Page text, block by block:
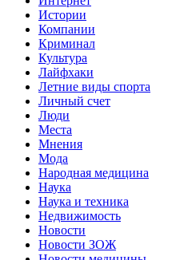
Истории
Компании
Криминал
Культура
Лайфхаки
Летние виды спорта
Личный счет
Люди
Места
Мнения
Мода
Народная медицина
Наука
Наука и техника
Недвижимость
Новости
Новости ЗОЖ